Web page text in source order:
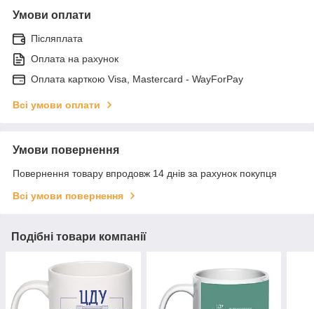
Умови оплати
Післяплата
Оплата на рахунок
Оплата карткою Visa, Mastercard - WayForPay
Всі умови оплати
Умови повернення
Повернення товару впродовж 14 днів за рахунок покупця
Всі умови повернення
Подібні товари компанії